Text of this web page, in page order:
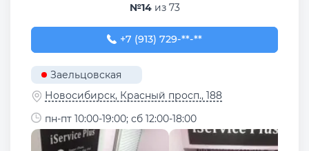
№14из 73
+7 (913) 729-31-07
+7 (913) 729-**-**
Заельцовская
Новосибирск, Красный просп., 188
пн-пт 10:00-19:00; сб 12:00-18:00